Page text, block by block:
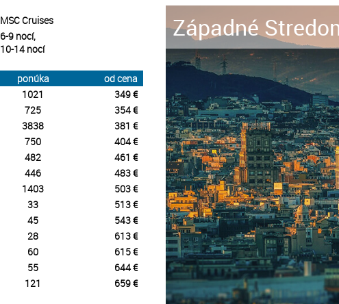
MSC Cruises
6-9 nocí,
10-14 nocí
ponúka
od cena
1021
349 €
725
354 €
3838
381 €
750
404 €
482
461 €
446
483 €
1403
503 €
33
513 €
45
543 €
28
613 €
60
615 €
55
644 €
121 659 €
Západné